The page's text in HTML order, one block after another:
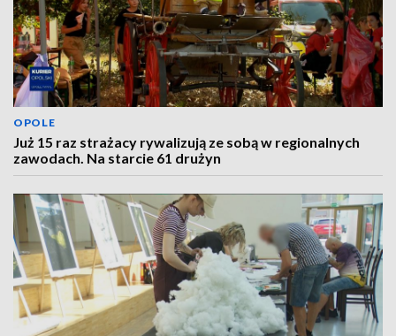
OPOLE
Już 15 raz strażacy rywalizują ze sobą w regionalnych
zawodach. Na starcie 61 drużyn